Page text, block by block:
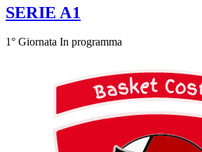
SERIE A1
1° Giornata In programma